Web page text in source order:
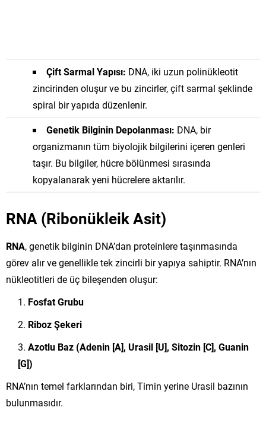
Çift Sarmal Yapısı: DNA, iki uzun polinükleotit
zincirinden oluşur ve bu zincirler, çift sarmal şeklinde
spiral bir yapıda düzenlenir.
Genetik Bilginin Depolanması: DNA, bir
organizmanın tüm biyolojik bilgilerini içeren genleri
taşır. Bu bilgiler, hücre bölünmesi sırasında
kopyalanarak yeni hücrelere aktarılır.
RNA (Ribonükleik Asit)
RNA, genetik bilginin DNA’dan proteinlere taşınmasında
görev alır ve genellikle tek zincirli bir yapıya sahiptir. RNA’nın
nükleotitleri de üç bileşenden oluşur:
Fosfat Grubu
Riboz Şekeri
Azotlu Baz (Adenin [A], Urasil [U], Sitozin [C], Guanin
[G])
RNA’nın temel farklarından biri, Timin yerine Urasil bazının
bulunmasıdır.